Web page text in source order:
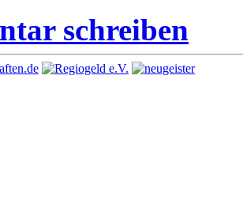
schreiben